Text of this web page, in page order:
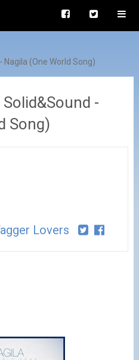
(One World Song)
-
Song)
Lovers